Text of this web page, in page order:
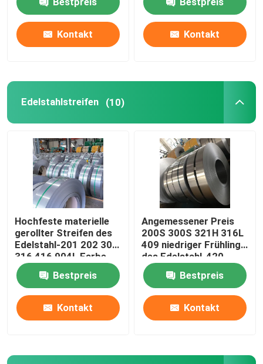
Edelstahlwinkel
Strahl des Edelstahls H
Edelstahldraht
Dekoratives Rohr des Edelstahls
Nahtloses Rohr des Edelstahls
Edelstahlvierkant
Edelstahl-flache Stange
kalt
Kontakt Kontakt
Edelstahlstreifen (10)
Hochfeste materielle
gerollter Streifen des
Edelstahl-201 202 304
316 416 904L Farbe
für Dekoration
Bestpreis
Kontakt
Angemessener Preis
200S 300S 321H 316L
409 niedriger Frühling
des Edelstahl-420
904L streift Spulen ab
Bestpreis
Kontakt